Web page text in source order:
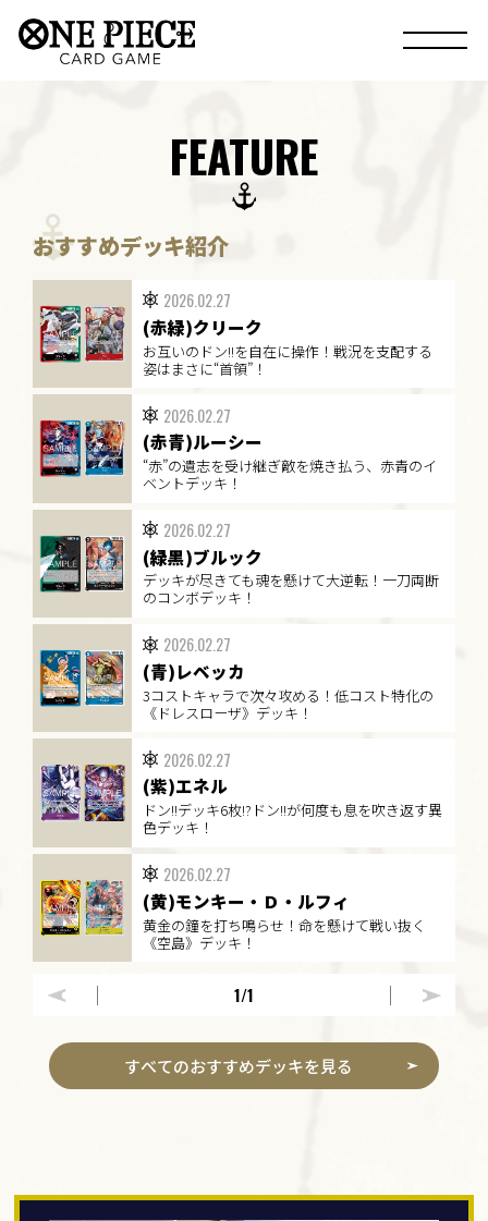
FEATURE
おすすめデッキ紹介
2026.02.27
(赤緑)クリーク
お互いのドン!!を自在に操作！戦況を支配する
姿はまさに“首領”！
2026.02.27
(赤青)ルーシー
“赤”の遺志を受け継ぎ敵を焼き払う、赤青のイ
ベントデッキ！
2026.02.27
(緑黒)ブルック
デッキが尽きても魂を懸けて大逆転！一刀両断
のコンボデッキ！
2026.02.27
(青)レベッカ
3コストキャラで次々攻める！低コスト特化の
《ドレスローザ》デッキ！
2026.02.27
(紫)エネル
ドン!!デッキ6枚!?ドン!!が何度も息を吹き返す異
色デッキ！
2026.02.27
(黄)モンキー・Ｄ・ルフィ
黄金の鐘を打ち鳴らせ！命を懸けて戦い抜く
《空島》デッキ！
1/1
すべてのおすすめデッキを見る